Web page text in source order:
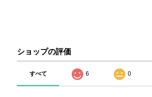
ショップの評価
すべて 6 0